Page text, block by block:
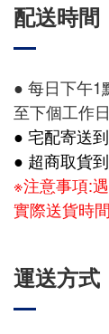
配送時間
● 每日下午1
至下個工作
● 宅配寄送
● 超商取貨
※注意事項:
實際送貨時
運送方式